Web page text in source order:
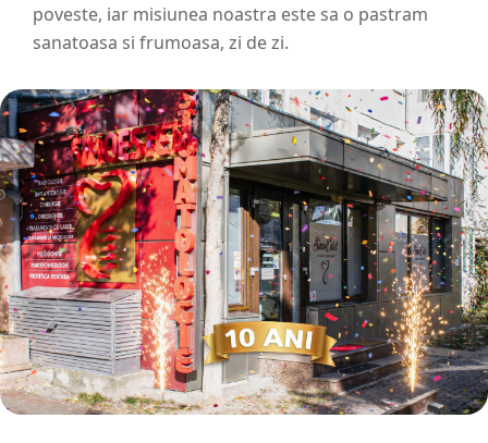
poveste, iar misiunea noastra este sa o pastram
sanatoasa si frumoasa, zi de zi.